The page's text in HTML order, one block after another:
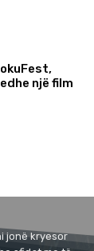
një film
jonë kryesor